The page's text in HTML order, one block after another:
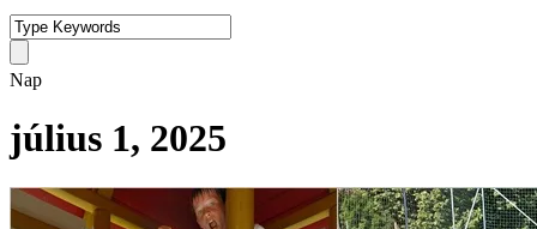
Nap
július 1, 2025